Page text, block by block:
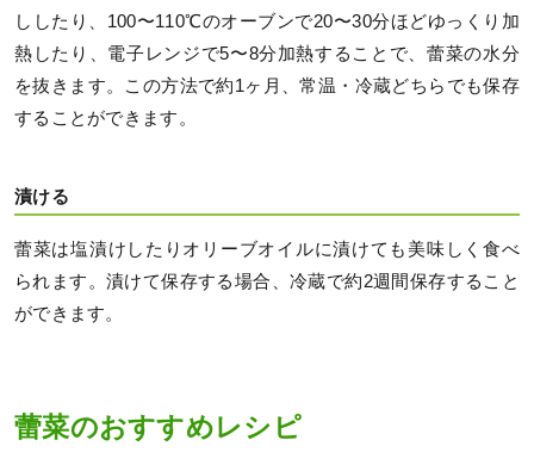
ししたり、100〜110℃のオーブンで20〜30分ほどゆっくり加
熱したり、電子レンジで5〜8分加熱することで、蕾菜の水分
を抜きます。この方法で約1ヶ月、常温・冷蔵どちらでも保存
することができます。
漬ける
蕾菜は塩漬けしたりオリーブオイルに漬けても美味しく食べ
られます。漬けて保存する場合、冷蔵で約2週間保存すること
ができます。
蕾菜のおすすめレシピ